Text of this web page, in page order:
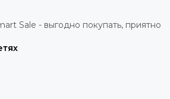
Sale - выгодно покупать, приятно